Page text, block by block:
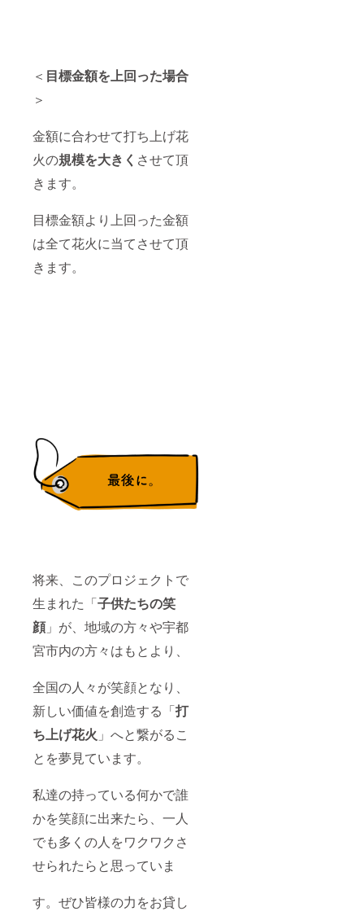
＜ 目標金額を上回った場合
＞
金額に合わせて打ち上げ花
火の規模を大きく させて頂
きます。
目標金額より上回った金額
は全て花火に当てさせて頂
きます。
将来、このプロジェクトで
生まれた「子供たちの笑
顔」が、地域の方々や宇都
宮市内の方々はもとより、
全国の人々が笑顔となり、
新しい価値を創造する「打
ち上げ花火 」へと繋がるこ
とを夢見ています。
私達の持っている何かで誰
かを笑顔に出来たら、一人
でも多くの人をワクワクさ
せられたらと思っていま
す。ぜひ皆様の力をお貸し